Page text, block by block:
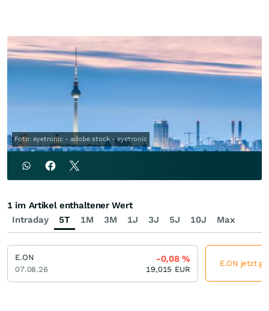
Foto: eyetronic - adobe stock - eyetronic
Intraday 5T 1M 3M 1J 3J 5J 10J Max
1 im Artikel enthaltener Wert
E.ON
07.08.26
-0,08%
19,015 EUR
E.ON jetzt